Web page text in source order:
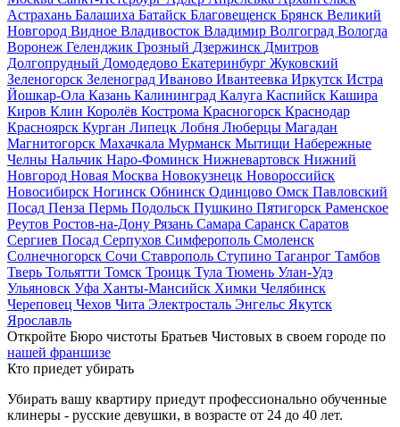
Астрахань Балашиха Батайск Благовещенск Брянск Великий
Новгород Видное Владивосток Владимир Волгоград Вологда
Воронеж Геленджик Грозный Дзержинск Дмитров
Долгопрудный Домодедово Екатеринбург Жуковский
Зеленогорск Зеленоград Иваново Ивантеевка Иркутск Истра
Йошкар-Ола Казань Калининград Калуга Каспийск Кашира
Киров Клин Королёв Кострома Красногорск Краснодар
Красноярск Курган Липецк Лобня Люберцы Магадан
Магнитогорск Махачкала Мурманск Мытищи Набережные
Челны Нальчик Наро-Фоминск Нижневартовск Нижний
Новгород Новая Москва Новокузнецк Новороссийск
Новосибирск Ногинск Обнинск Одинцово Омск Павловский
Посад Пенза Пермь Подольск Пушкино Пятигорск Раменское
Реутов Ростов-на-Дону Рязань Самара Саранск Саратов
Сергиев Посад Серпухов Симферополь Смоленск
Солнечногорск Сочи Ставрополь Ступино Таганрог Тамбов
Тверь Тольятти Томск Троицк Тула Тюмень Улан-Удэ
Ульяновск Уфа Ханты-Мансийск Химки Челябинск
Череповец Чехов Чита Электросталь Энгельс Якутск
Ярославль
Откройте Бюро чистоты Братьев Чистовых в своем городе по
нашей франшизе
Кто приедет убирать
Убирать вашу квартиру приедут профессионально обученные
клинеры - русские девушки, в возрасте от 24 до 40 лет.